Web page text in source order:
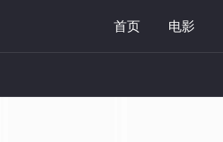
首页 电影